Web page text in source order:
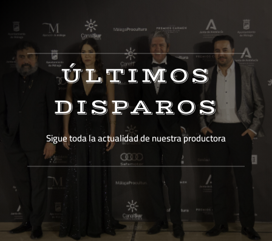
ÚLTIMOS
DISPAROS
Sigue toda la actualidad de nuestra productora